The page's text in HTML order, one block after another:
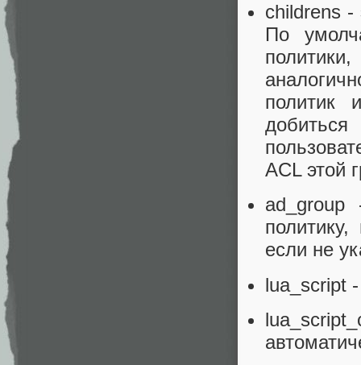
childrens -
По
политик
ACL этой
если не
lua_script